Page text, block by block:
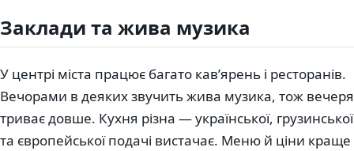
Заклади та жива музика
У центрі міста працює багато кав’ярень і ресторанів.
Вечорами в деяких звучить жива музика, тож вечеря
триває довше. Кухня різна — української, грузинської
та європейської подачі вистачає. Меню й ціни краще